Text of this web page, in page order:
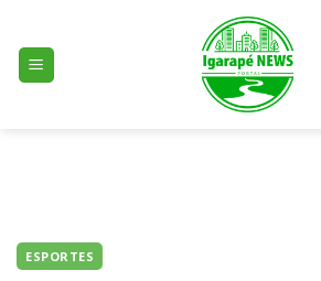
content
ESPORTES